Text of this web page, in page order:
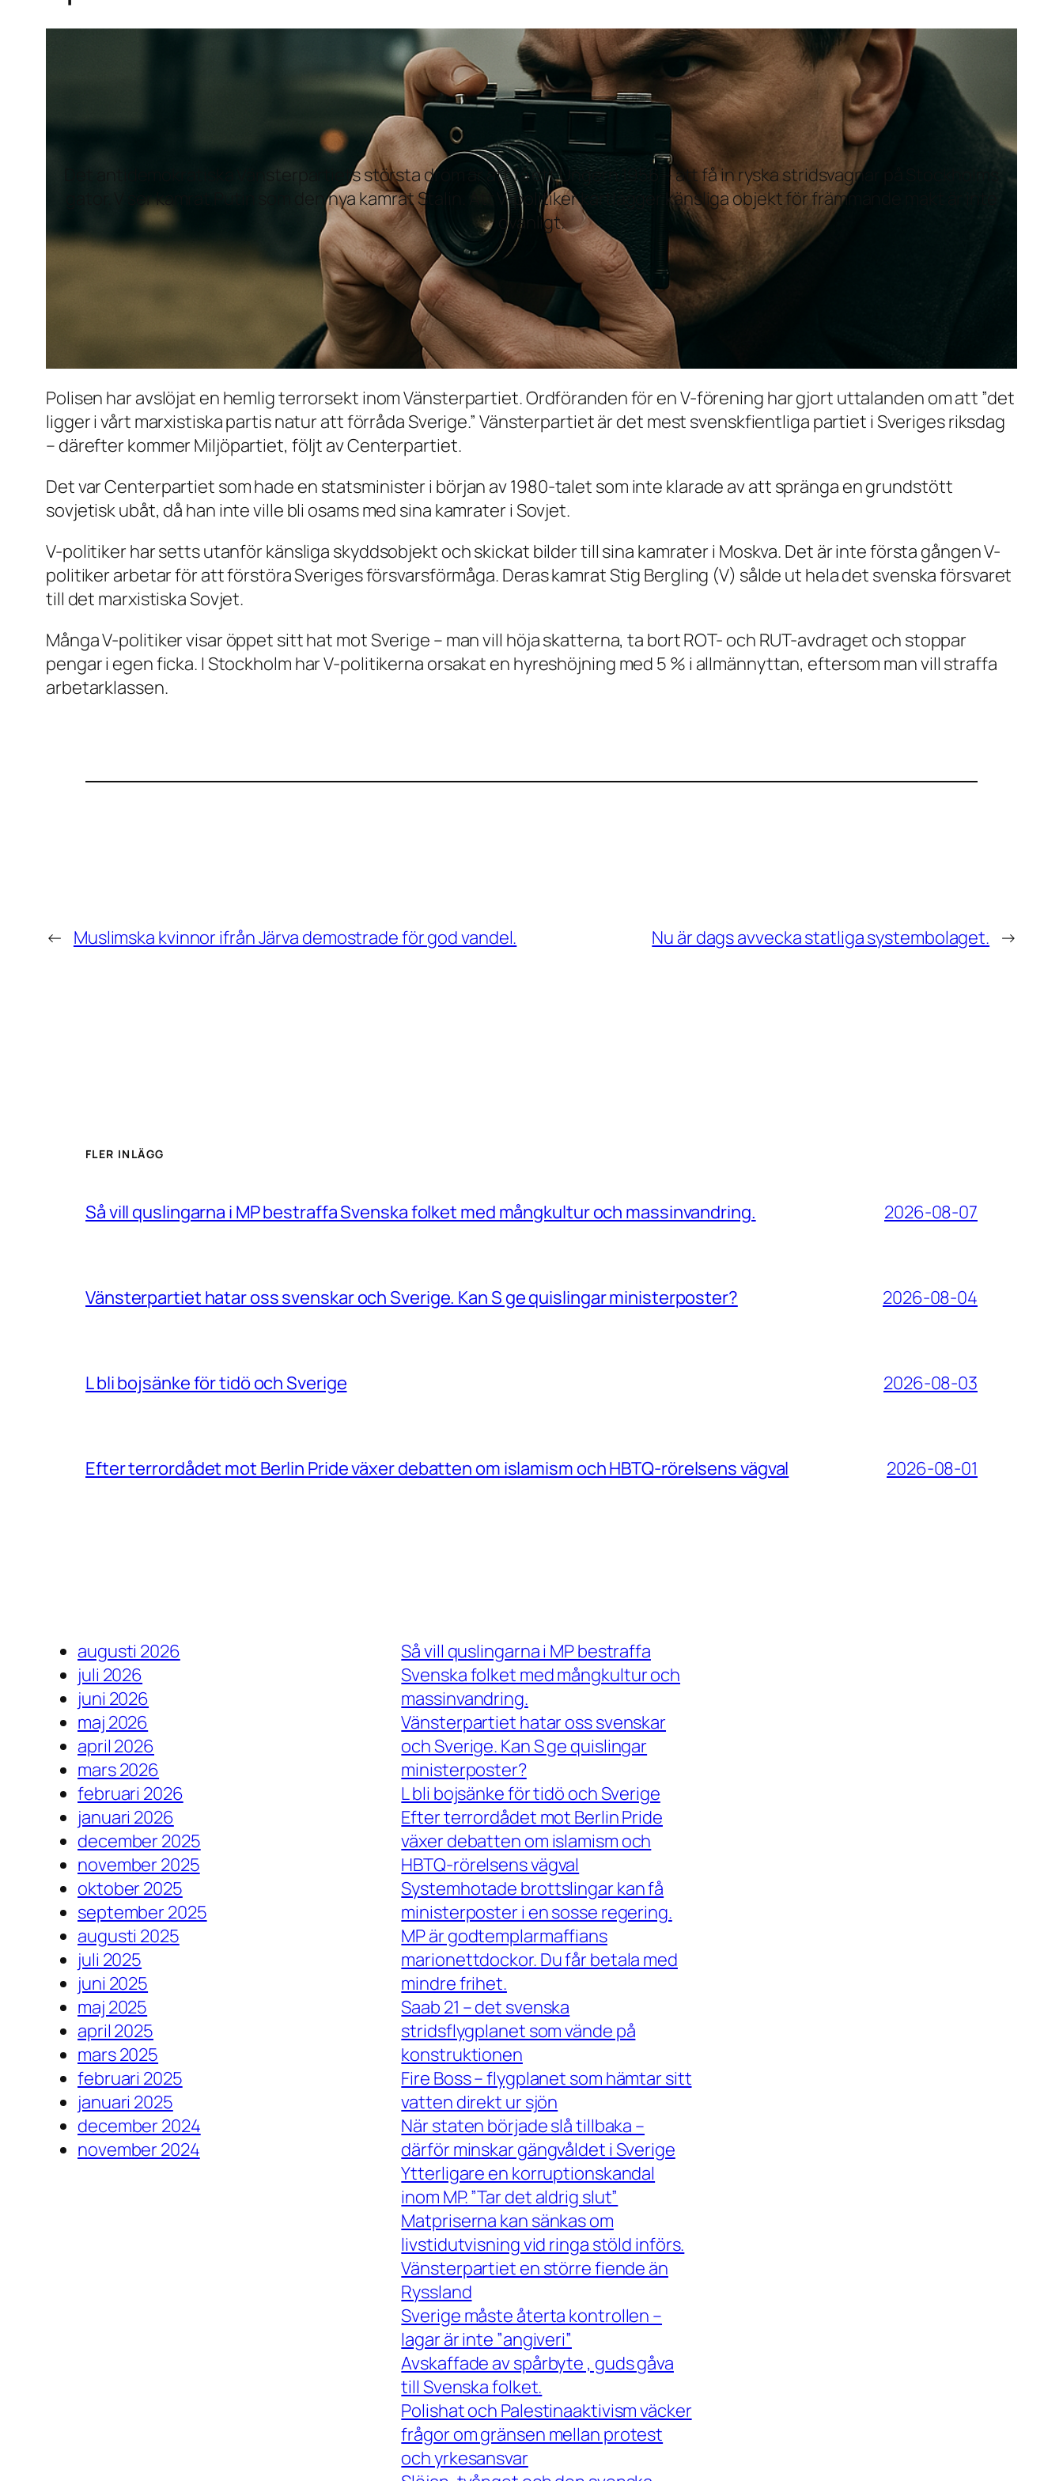
Det antidemokratiska Vänsterpartiets största dröm är att få ett Ungern 1956 – att få in ryska stridsvagnar på Stockholms
gator. V ser kamrat Putin som den nya kamrat Stalin. Att V-politiker kartlägger känsliga objekt för främmande makt är inte
ovanligt.
Polisen har avslöjat en hemlig terrorsekt inom Vänsterpartiet. Ordföranden för en V-förening har gjort uttalanden om att ”det
ligger i vårt marxistiska partis natur att förråda Sverige.” Vänsterpartiet är det mest svenskfientliga partiet i Sveriges riksdag
– därefter kommer Miljöpartiet, följt av Centerpartiet.
Det var Centerpartiet som hade en statsminister i början av 1980-talet som inte klarade av att spränga en grundstött
sovjetisk ubåt, då han inte ville bli osams med sina kamrater i Sovjet.
V-politiker har setts utanför känsliga skyddsobjekt och skickat bilder till sina kamrater i Moskva. Det är inte första gången V-
politiker arbetar för att förstöra Sveriges försvarsförmåga. Deras kamrat Stig Bergling (V) sålde ut hela det svenska försvaret
till det marxistiska Sovjet.
Många V-politiker visar öppet sitt hat mot Sverige – man vill höja skatterna, ta bort ROT- och RUT-avdraget och stoppar
pengar i egen ficka. I Stockholm har V-politikerna orsakat en hyreshöjning med 5 % i allmännyttan, eftersom man vill straffa
arbetarklassen.
← Muslimska kvinnor ifrån Järva demostrade för god vandel. Nu är dags avvecka statliga systembolaget. →
FLER INLÄGG
Så vill quslingarna i MP bestraffa Svenska folket med mångkultur och massinvandring. 2026-08-07
Vänsterpartiet hatar oss svenskar och Sverige. Kan S ge quislingar ministerposter? 2026-08-04
L bli bojsänke för tidö och Sverige 2026-08-03
Efter terrordådet mot Berlin Pride växer debatten om islamism och HBTQ-rörelsens vägval 2026-08-01
augusti 2026
juli 2026
juni 2026
maj 2026
april 2026
mars 2026
februari 2026
januari 2026
december 2025
november 2025
oktober 2025
september 2025
augusti 2025
juli 2025
juni 2025
maj 2025
april 2025
mars 2025
februari 2025
januari 2025
december 2024
november 2024
Så vill quslingarna i MP bestraffa
Svenska folket med mångkultur och
massinvandring.
Vänsterpartiet hatar oss svenskar
och Sverige. Kan S ge quislingar
ministerposter?
L bli bojsänke för tidö och Sverige
Efter terrordådet mot Berlin Pride
växer debatten om islamism och
HBTQ-rörelsens vägval
Systemhotade brottslingar kan få
ministerposter i en sosse regering.
MP är godtemplarmaffians
marionettdockor. Du får betala med
mindre frihet.
Saab 21 – det svenska
stridsflygplanet som vände på
konstruktionen
Fire Boss – flygplanet som hämtar sitt
vatten direkt ur sjön
När staten började slå tillbaka –
därför minskar gängvåldet i Sverige
Ytterligare en korruptionskandal
inom MP. ”Tar det aldrig slut”
Matpriserna kan sänkas om
livstidutvisning vid ringa stöld införs.
Vänsterpartiet en större fiende än
Ryssland
Sverige måste återta kontrollen –
lagar är inte ”angiveri”
Avskaffade av spårbyte , guds gåva
till Svenska folket.
Polishat och Palestinaaktivism väcker
frågor om gränsen mellan protest
och yrkesansvar